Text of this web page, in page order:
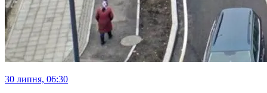
30 липня, 06:30